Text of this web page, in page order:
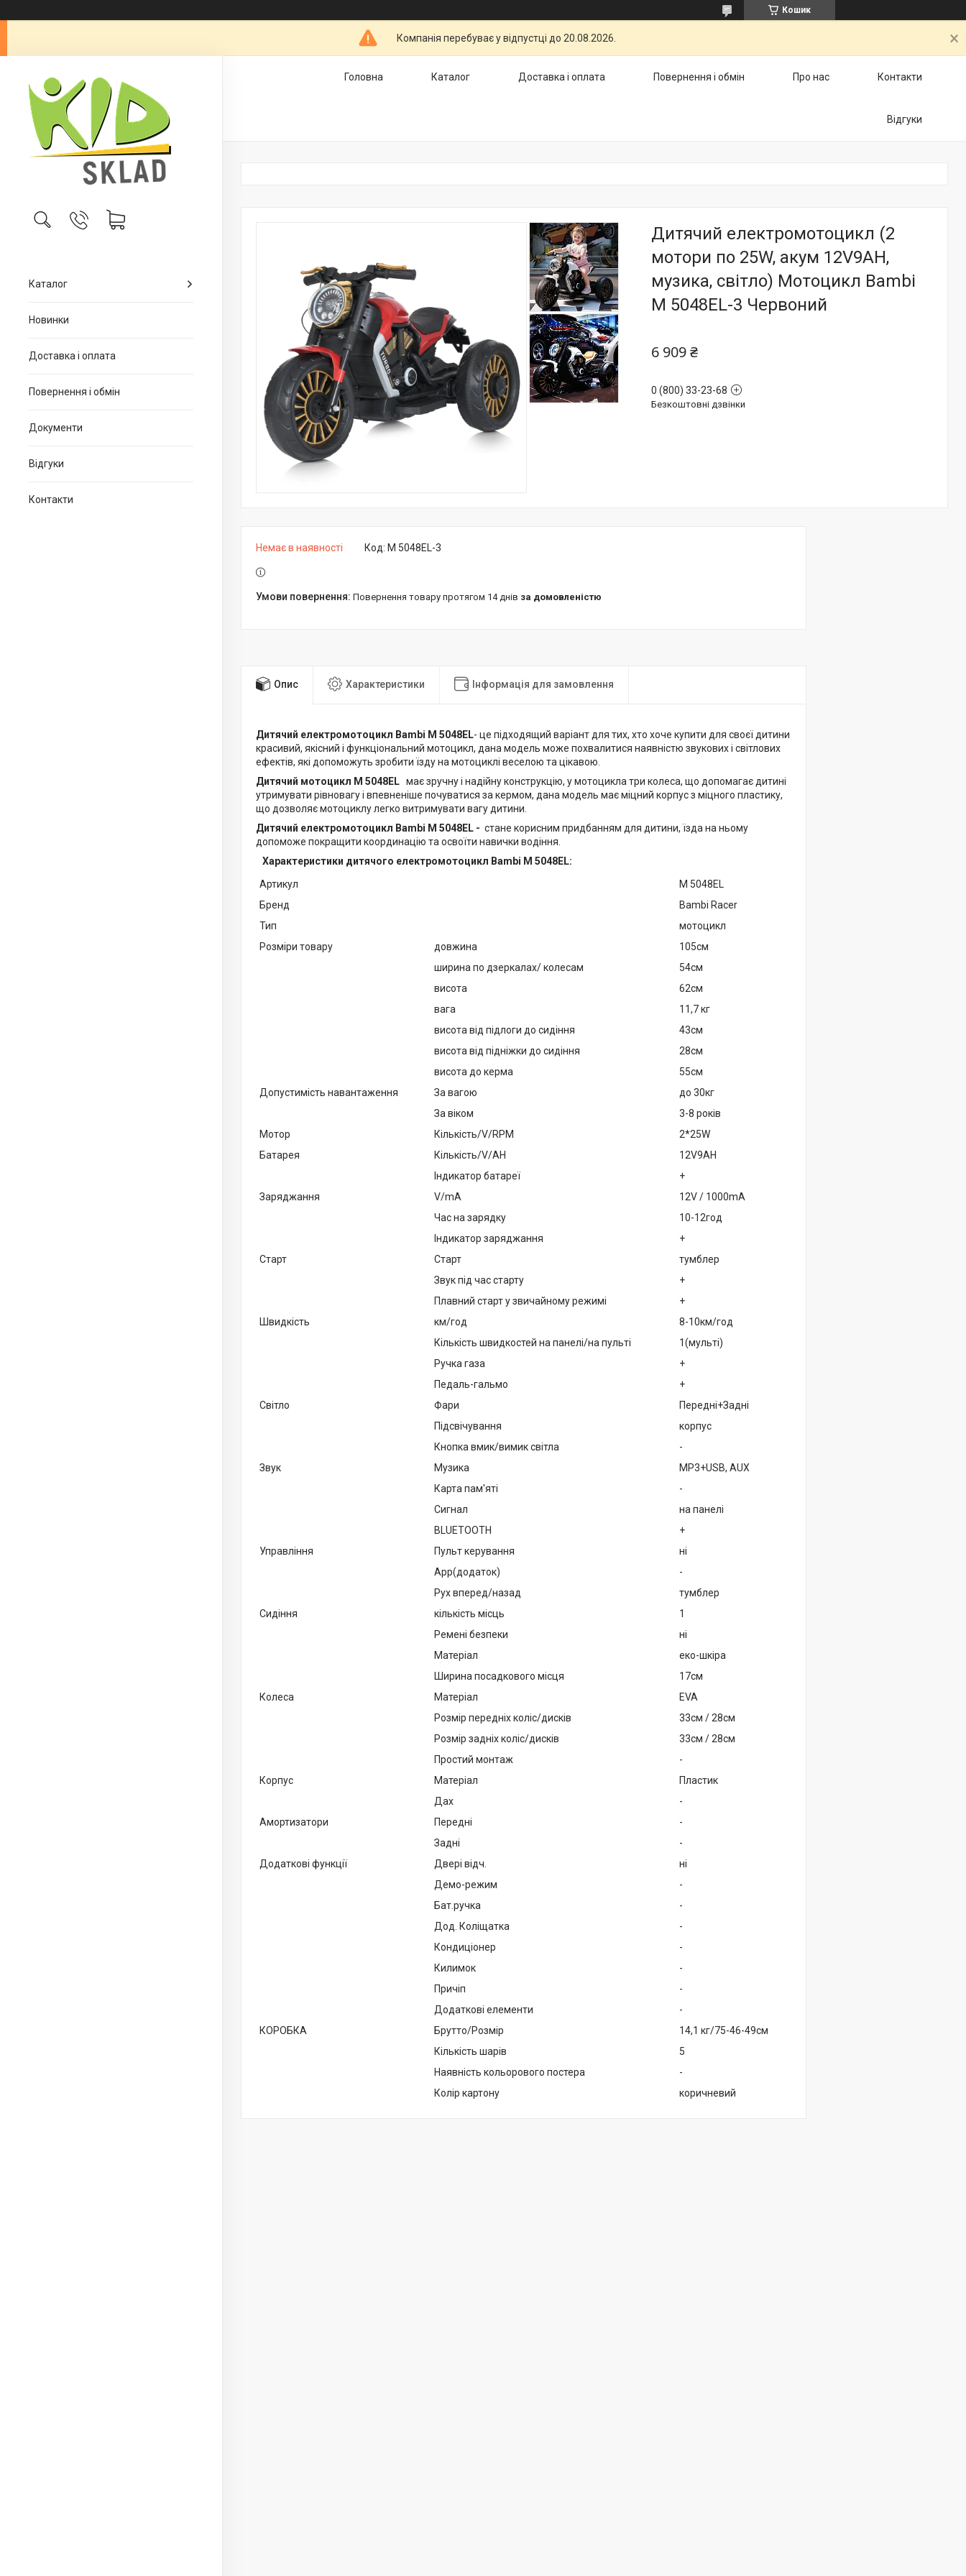
Кошик
Компанія перебуває у відпустці до 20.08.2026.
Каталог
Новинки
Доставка і оплата
Повернення і обмін
Документи
Відгуки
Контакти
Головна Каталог Доставка і оплата Повернення і обмін Про нас Контакти
Відгуки
Дитячий електромотоцикл (2
мотори по 25W, акум 12V9AH,
музика, світло) Мотоцикл Bambi
M 5048EL-3 Червоний
6 909 ₴
0 (800) 33-23-68
Безкоштовні дзвінки
Немає в наявності Код: M 5048EL-3
повернення товару протягом 14 днів за домовленістю
Опис Характеристики Інформація для замовлення
Дитячий електромотоцикл Bambi M 5048EL- це підходящий варіант для тих, хто хоче купити для своєї дитини
красивий, якісний і функціональний мотоцикл, дана модель може похвалитися наявністю звукових і світлових
ефектів, які допоможуть зробити їзду на мотоциклі веселою та цікавою.
Дитячий мотоцикл M 5048EL має зручну і надійну конструкцію, у мотоцикла три колеса, що допомагає дитині
утримувати рівновагу і впевненіше почуватися за кермом, дана модель має міцний корпус з міцного пластику,
що дозволяє мотоциклу легко витримувати вагу дитини.
Дитячий електромотоцикл Bambi M 5048EL - стане корисним придбанням для дитини, їзда на ньому
допоможе покращити координацію та освоїти навички водіння.
Характеристики дитячого електромотоцикл Bambi M 5048EL:
Артикул
M 5048EL
Бренд
Bambi Racer
Тип
мотоцикл
Розміри товару
довжина
105см
ширина по дзеркалах/ колесам
54см
висота
62см
вага
11,7 кг
висота від підлоги до сидіння
43см
висота від підніжки до сидіння
28см
висота до керма
55см
Допустимість навантаження
За вагою
до 30кг
За віком
3-8 років
Мотор
Кількість/V/RPM
2*25W
Батарея
Кількість/V/AH
12V9AH
Індикатор батареї
+
Заряджання
V/mA
12V / 1000mA
Час на зарядку
10-12год
Індикатор заряджання
+
Старт
Старт
тумблер
Звук під час старту
+
Плавний старт у звичайному режимі
+
Швидкість
км/год
8-10км/год
Кількість швидкостей на панелі/на пульті
1(мульті)
Ручка газа
+
Педаль-гальмо
+
Світло
Фари
Передні+Задні
Підсвічування
корпус
Кнопка вмик/вимик світла
-
Звук
Музика
MP3+USB, AUX
Карта пам'яті
-
Сигнал
на панелі
BLUETOOTH
+
Управління
Пульт керування
ні
App(додаток)
-
Рух вперед/назад
тумблер
Сидіння
кількість місць
1
Ремені безпеки
ні
Матеріал
еко-шкіра
Ширина посадкового місця
17см
Колеса
Матеріал
EVA
Розмір передніх коліс/дисків
33см / 28см
Розмір задніх коліс/дисків
33см / 28см
Простий монтаж
-
Корпус
Матеріал
Пластик
Дах
-
Амортизатори
Передні
-
Задні
-
Додаткові функції
Двері відч.
ні
Демо-режим
-
Бат.ручка
-
Дод. Коліщатка
-
Кондиціонер
-
Килимок
-
Причіп
-
Додаткові елементи
-
КОРОБКА
Брутто/Розмір
14,1 кг/75-46-49см
Кількість шарів
5
Наявність кольорового постера
-
Колір картону
коричневий